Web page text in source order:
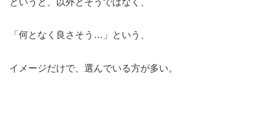
「何となく良さそう…」という、
イメージだけで、選んでいる方が多い。